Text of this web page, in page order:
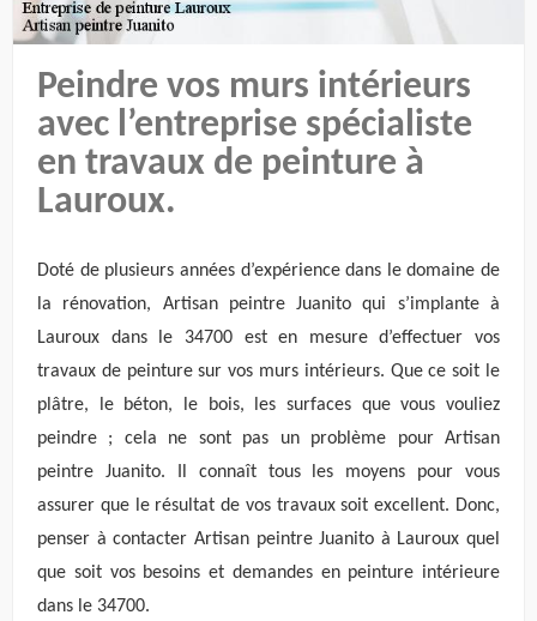
Peindre vos murs intérieurs
avec l’entreprise spécialiste
en travaux de peinture à
Lauroux.
Doté de plusieurs années d’expérience dans le domaine de
la rénovation, Artisan peintre Juanito qui s’implante à
Lauroux dans le 34700 est en mesure d’effectuer vos
travaux de peinture sur vos murs intérieurs. Que ce soit le
plâtre, le béton, le bois, les surfaces que vous vouliez
peindre ; cela ne sont pas un problème pour Artisan
peintre Juanito. Il connaît tous les moyens pour vous
assurer que le résultat de vos travaux soit excellent. Donc,
penser à contacter Artisan peintre Juanito à Lauroux quel
que soit vos besoins et demandes en peinture intérieure
dans le 34700.